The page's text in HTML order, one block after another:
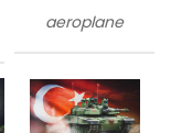
aeroplane